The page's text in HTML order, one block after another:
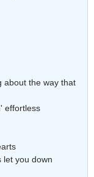
about the way that
effortless
let you down